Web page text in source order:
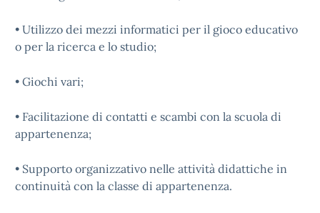
• Utilizzo dei mezzi informatici per il gioco educativo
o per la ricerca e lo studio;
• Giochi vari;
• Facilitazione di contatti e scambi con la scuola di
appartenenza;
• Supporto organizzativo nelle attività didattiche in
continuità con la classe di appartenenza.